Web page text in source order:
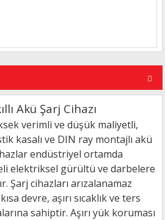
Akü Şarj Cihazı
verimli ve düşük maliyetli,
kasalı ve DIN ray montajlı akü
endüstriyel ortamda
elektriksel gürültü ve darbelere
Şarj cihazları arızalanamaz
devre, aşırı sıcaklık ve ters
sahiptir. Aşırı yük koruması